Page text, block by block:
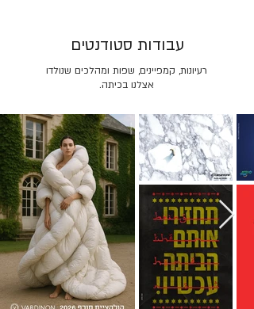
רעיונות, קמפיינים, שפות ומהלכים שנולדו
אצלנו בכיתה.
עבודות סטודנטים